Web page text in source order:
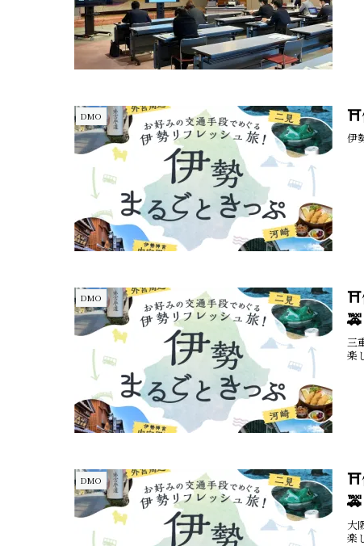
DMO ⛩
伊
DMO
⛩
🚕
三
楽
DMO
⛩
🚕
大
楽